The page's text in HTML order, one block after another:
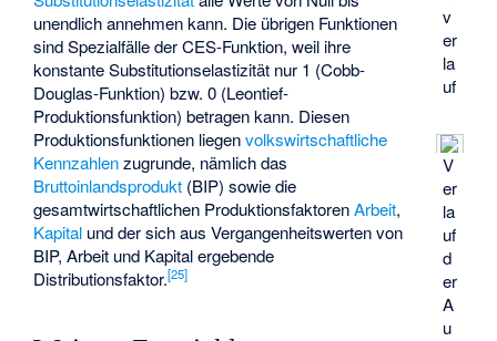
v
er
la
uf
V
er
la
uf
d
er
A
u
unendlich annehmen kann. Die übrigen Funktionen
sind Spezialfälle der CES-Funktion, weil ihre
konstante Substitutionselastizität nur 1 (Cobb-
Douglas-Funktion) bzw. 0 (Leontief-
Produktionsfunktion) betragen kann. Diesen
Produktionsfunktionen liegenvolkswirtschaftliche
Kennzahlenzugrunde, nämlich das
Bruttoinlandsprodukt (BIP) sowie die
gesamtwirtschaftlichen ProduktionsfaktorenArbeit,
Kapital und der sich aus Vergangenheitswerten von
BIP, Arbeit und Kapital ergebende
Distributionsfaktor.[25]